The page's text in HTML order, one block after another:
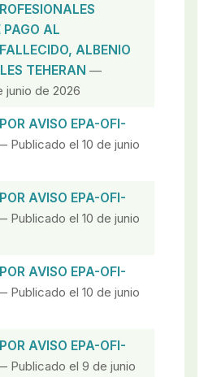
PAGO AL
ALBENIO
TEHERAN —
junio de 2026
AVISO EPA-OFI-
Publicado el 10 de junio
AVISO EPA-OFI-
Publicado el 10 de junio
AVISO EPA-OFI-
Publicado el 10 de junio
AVISO EPA-OFI-
Publicado el 9 de junio